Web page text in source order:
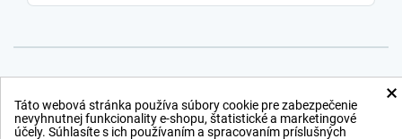
×
Táto webová stránka používa súbory cookie pre zabezpečenie
nevyhnutnej funkcionality e-shopu, štatistické a marketingové
účely. Súhlasíte s ich používaním a spracovaním príslušných